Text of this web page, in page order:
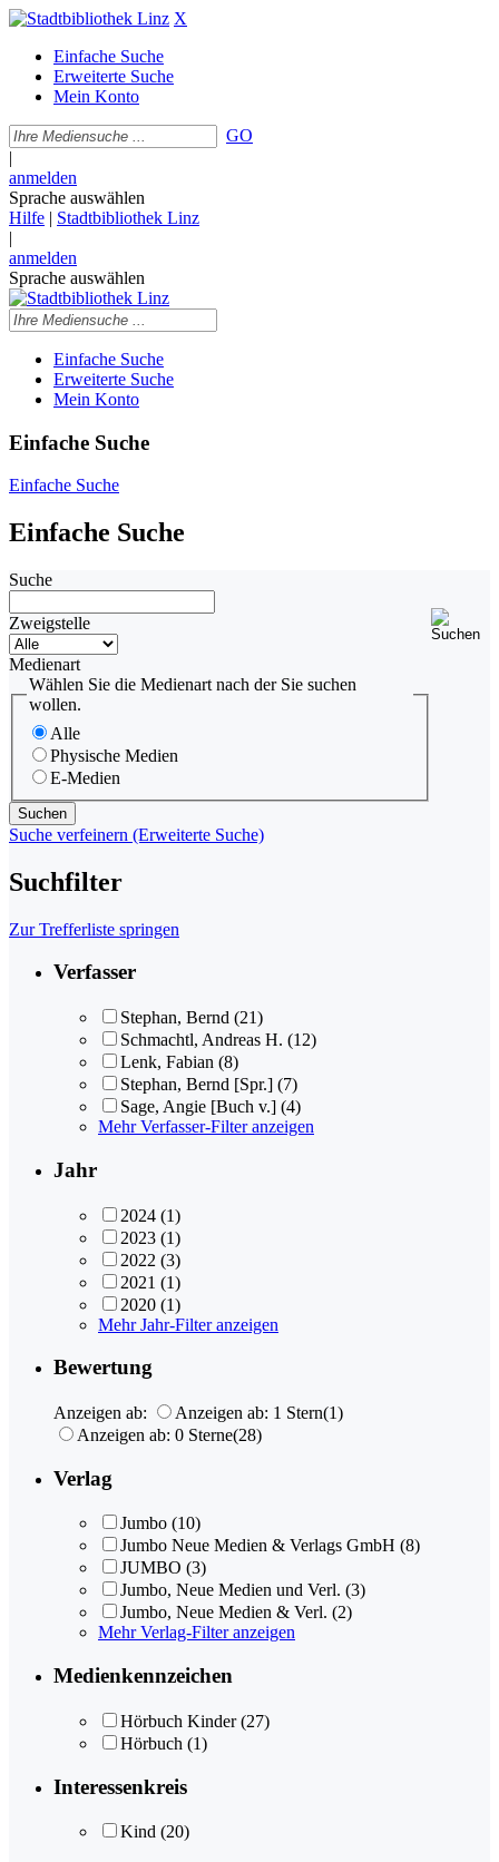
X
Einfache Suche
Erweiterte Suche
Mein Konto
GO
|
anmelden
Sprache auswählen
Hilfe | Stadtbibliothek Linz
|
anmelden
Sprache auswählen
Einfache Suche
Erweiterte Suche
Mein Konto
Einfache Suche
Einfache Suche
Einfache Suche
Suche
Zweigstelle
Medienart
Wählen Sie die Medienart nach der Sie suchen
wollen.
Alle
Physische Medien
E-Medien
Suche verfeinern (Erweiterte Suche)
Suchfilter
Zur Trefferliste springen
Verfasser
Stephan, Bernd (21)
Schmachtl, Andreas H. (12)
Lenk, Fabian (8)
Stephan, Bernd [Spr.] (7)
Sage, Angie [Buch v.] (4)
Mehr Verfasser-Filter anzeigen
Jahr
2024 (1)
2023 (1)
2022 (3)
2021 (1)
2020 (1)
Mehr Jahr-Filter anzeigen
Bewertung
Anzeigen ab: Anzeigen ab: 1 Stern(1)
Anzeigen ab: 0 Sterne(28)
Verlag
Jumbo (10)
Jumbo Neue Medien & Verlags GmbH (8)
JUMBO (3)
Jumbo, Neue Medien und Verl. (3)
Jumbo, Neue Medien & Verl. (2)
Mehr Verlag-Filter anzeigen
Medienkennzeichen
Hörbuch Kinder (27)
Hörbuch (1)
Interessenkreis
Kind (20)